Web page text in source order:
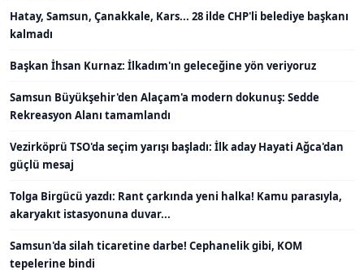
Hatay, Samsun, Çanakkale, Kars... 28 ilde CHP'li belediye başkanı
kalmadı
Başkan İhsan Kurnaz: İlkadım'ın geleceğine yön veriyoruz
Samsun Büyükşehir'den Alaçam'a modern dokunuş: Sedde
Rekreasyon Alanı tamamlandı
Vezirköprü TSO'da seçim yarışı başladı: İlk aday Hayati Ağca'dan
güçlü mesaj
Tolga Birgücü yazdı: Rant çarkında yeni halka! Kamu parasıyla,
akaryakıt istasyonuna duvar...
Samsun'da silah ticaretine darbe! Cephanelik gibi, KOM
tepelerine bindi